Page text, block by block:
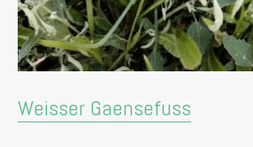
Weisser Gaensefuss